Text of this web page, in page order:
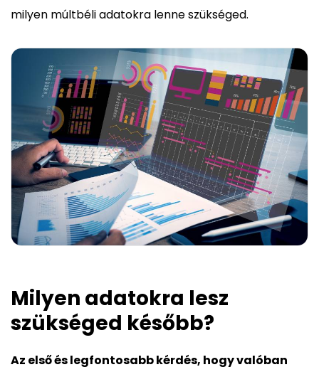
milyen múltbéli adatokra lenne szükséged.
Milyen adatokra lesz
szükséged később?
Az első és legfontosabb kérdés, hogy valóban